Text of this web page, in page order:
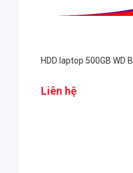
HDD laptop 500GB WD
Liên hệ